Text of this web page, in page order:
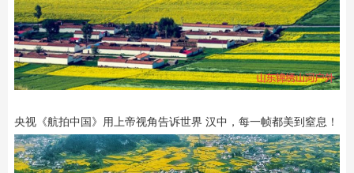
央视《航拍中国》用上帝视角告诉世界 汉中，每一帧都美到窒息！